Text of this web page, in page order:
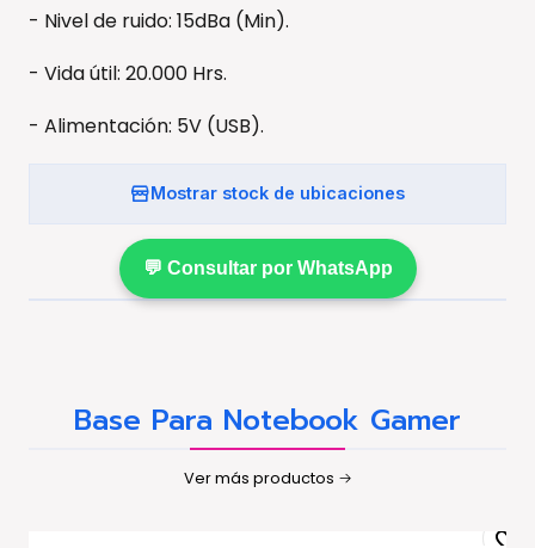
- Nivel de ruido: 15dBa (Min).
- Vida útil: 20.000 Hrs.
- Alimentación: 5V (USB).
Mostrar stock de ubicaciones
💬 Consultar por WhatsApp
Base Para Notebook Gamer
Ver más productos